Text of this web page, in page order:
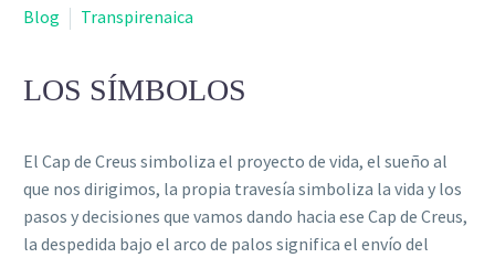
Blog
Transpirenaica
LOS SÍMBOLOS
El Cap de Creus simboliza el proyecto de vida, el sueño al
que nos dirigimos, la propia travesía simboliza la vida y los
pasos y decisiones que vamos dando hacia ese Cap de Creus,
la despedida bajo el arco de palos significa el envío del